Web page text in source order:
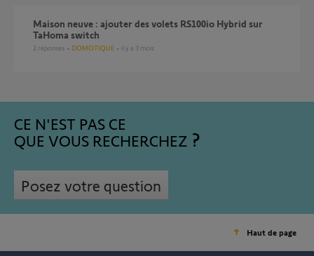
Maison neuve : ajouter des volets RS100io Hybrid sur
TaHoma switch
2 réponses DOMOTIQUE il y a 3 mois
CE N'EST PAS CE
QUE VOUS RECHERCHEZ
Posez votre question
Haut de page